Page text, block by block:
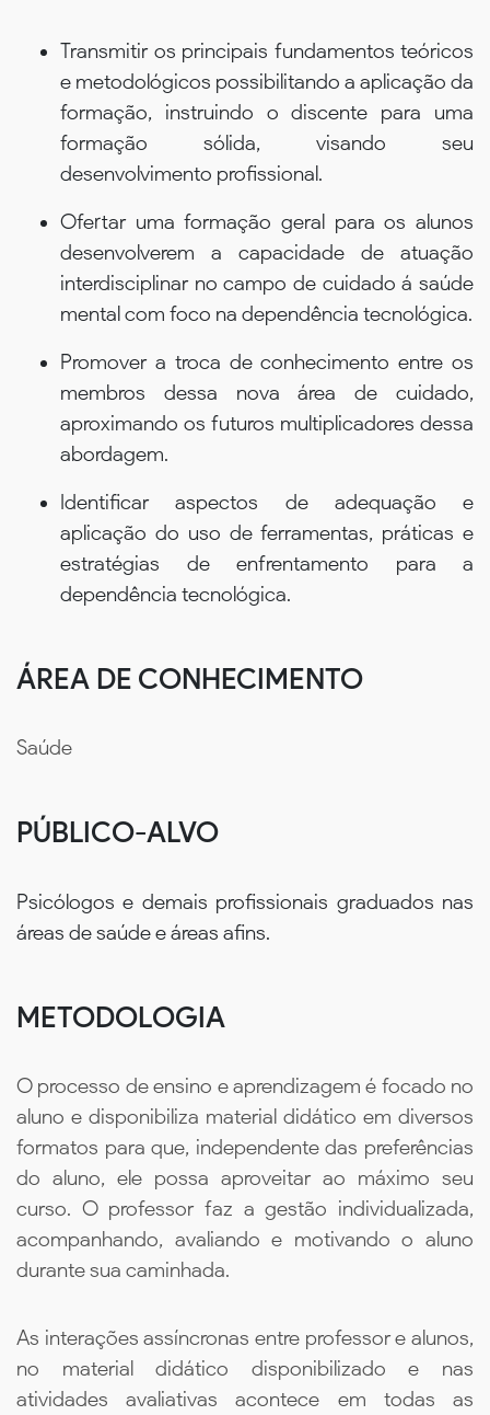
Transmitir os principais fundamentos teóricos
e metodológicos possibilitando a aplicação da
formação, instruindo o discente para uma
formação sólida, visando seu
desenvolvimento profissional.
Ofertar uma formação geral para os alunos
desenvolverem a capacidade de atuação
interdisciplinar no campo de cuidado á saúde
mental com foco na dependência tecnológica.
Promover a troca de conhecimento entre os
membros dessa nova área de cuidado,
aproximando os futuros multiplicadores dessa
abordagem.
Identificar aspectos de adequação e
aplicação do uso de ferramentas, práticas e
estratégias de enfrentamento para a
dependência tecnológica.
ÁREA DE CONHECIMENTO
Saúde
PÚBLICO-ALVO
Psicólogos e demais profissionais graduados nas
áreas de saúde e áreas afins.
METODOLOGIA
O processo de ensino e aprendizagem é focado no
aluno e disponibiliza material didático em diversos
formatos para que, independente das preferências
do aluno, ele possa aproveitar ao máximo seu
curso. O professor faz a gestão individualizada,
acompanhando, avaliando e motivando o aluno
durante sua caminhada.
As interações assíncronas entre professor e alunos,
no material didático disponibilizado e nas
atividades avaliativas acontece em todas as